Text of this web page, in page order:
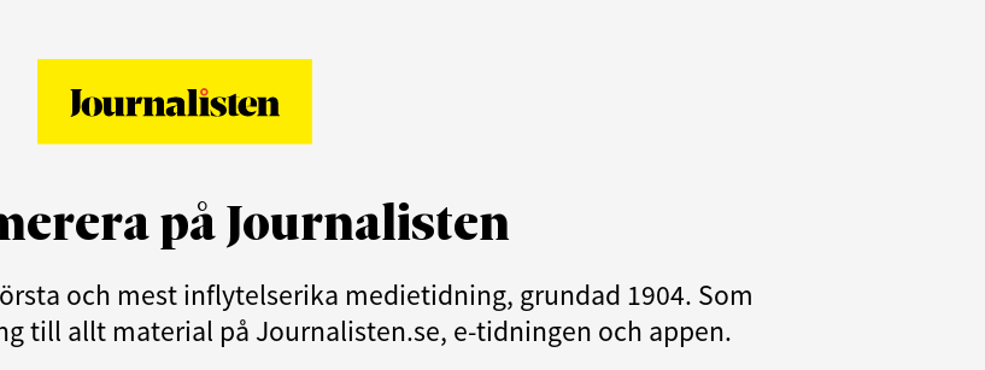
på Journalisten
och mest inflytelserika medietidning, grundad 1904. Som
till allt material på Journalisten.se, e-tidningen och appen.